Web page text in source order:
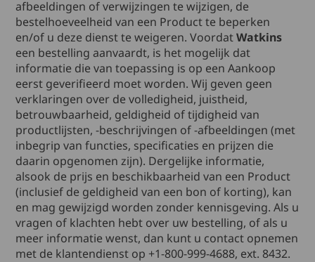
afbeeldingen of verwijzingen te wijzigen, de
bestelhoeveelheid van een Product te beperken
en/of u deze dienst te weigeren. VoordatWatkins
een bestelling aanvaardt, is het mogelijk dat
informatie die van toepassing is op een Aankoop
eerst geverifieerd moet worden. Wij geven geen
verklaringen over de volledigheid, juistheid,
betrouwbaarheid, geldigheid of tijdigheid van
productlijsten, -beschrijvingen of -afbeeldingen (met
inbegrip van functies, specificaties en prijzen die
daarin opgenomen zijn). Dergelijke informatie,
alsook de prijs en beschikbaarheid van een Product
(inclusief de geldigheid van een bon of korting), kan
en mag gewijzigd worden zonder kennisgeving. Als u
vragen of klachten hebt over uw bestelling, of als u
meer informatie wenst, dan kunt u contact opnemen
met de klantendienst op +1-800-999-4688, ext. 8432.